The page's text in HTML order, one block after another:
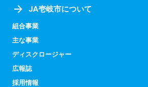
JA壱岐市について
組合事業
主な事業
ディスクロージャー
広報誌
採用情報